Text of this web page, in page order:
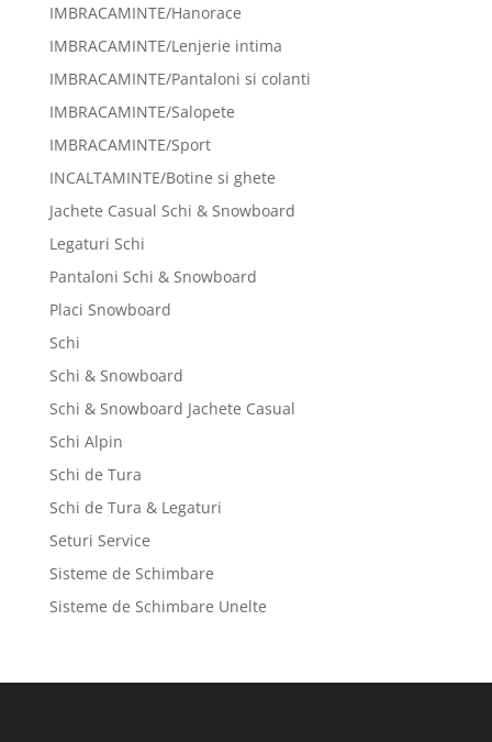
IMBRACAMINTE/Hanorace
IMBRACAMINTE/Lenjerie intima
IMBRACAMINTE/Pantaloni si colanti
IMBRACAMINTE/Salopete
IMBRACAMINTE/Sport
INCALTAMINTE/Botine si ghete
Jachete Casual Schi & Snowboard
Legaturi Schi
Pantaloni Schi & Snowboard
Placi Snowboard
Schi
Schi & Snowboard
Schi & Snowboard Jachete Casual
Schi Alpin
Schi de Tura
Schi de Tura & Legaturi
Seturi Service
Sisteme de Schimbare
Sisteme de Schimbare Unelte